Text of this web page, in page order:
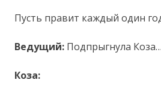
Пусть правит каждый один
Ведущий: Подпрыгнула Коза…
Коза: